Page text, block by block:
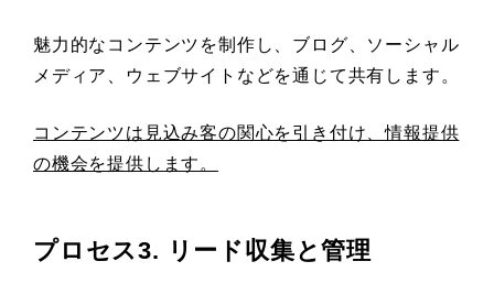
魅力的なコンテンツを制作し、ブログ、ソーシャル
メディア、ウェブサイトなどを通じて共有します。
コンテンツは見込み客の関心を引き付け、情報提供
の機会を提供します。
プロセス3. リード収集と管理